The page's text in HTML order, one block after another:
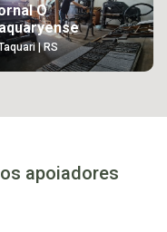
O
| RS
apoiadores